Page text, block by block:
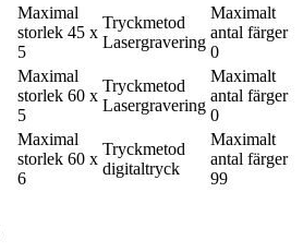
Maximal
storlek 45 x
5
Tryckmetod
Lasergravering
Maximalt
antal färger
0
Maximal
storlek 60 x
5
Tryckmetod
Lasergravering
Maximalt
antal färger
0
Maximal
storlek 60 x
6
Tryckmetod
digitaltryck
Maximalt
antal färger
99